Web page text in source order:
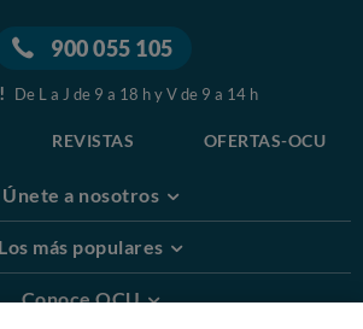
900 055 105
De L a J de 9 a 18 h y V de 9 a 14 h
REVISTAS OFERTAS-OCU
Únete a nosotros
Los más populares
Conoce OCU